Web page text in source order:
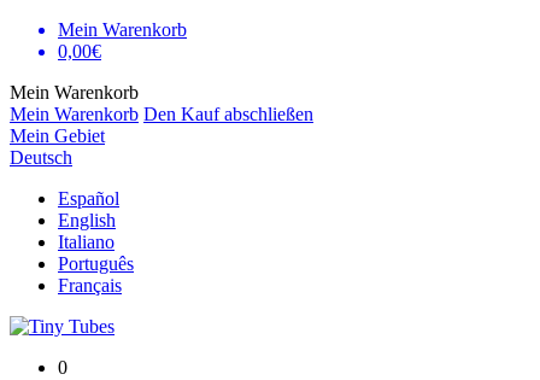
Mein Warenkorb
0,00€
Mein Warenkorb
Mein Warenkorb Den Kauf abschließen
Mein Gebiet
Deutsch
Español
English
Italiano
Português
Français
0